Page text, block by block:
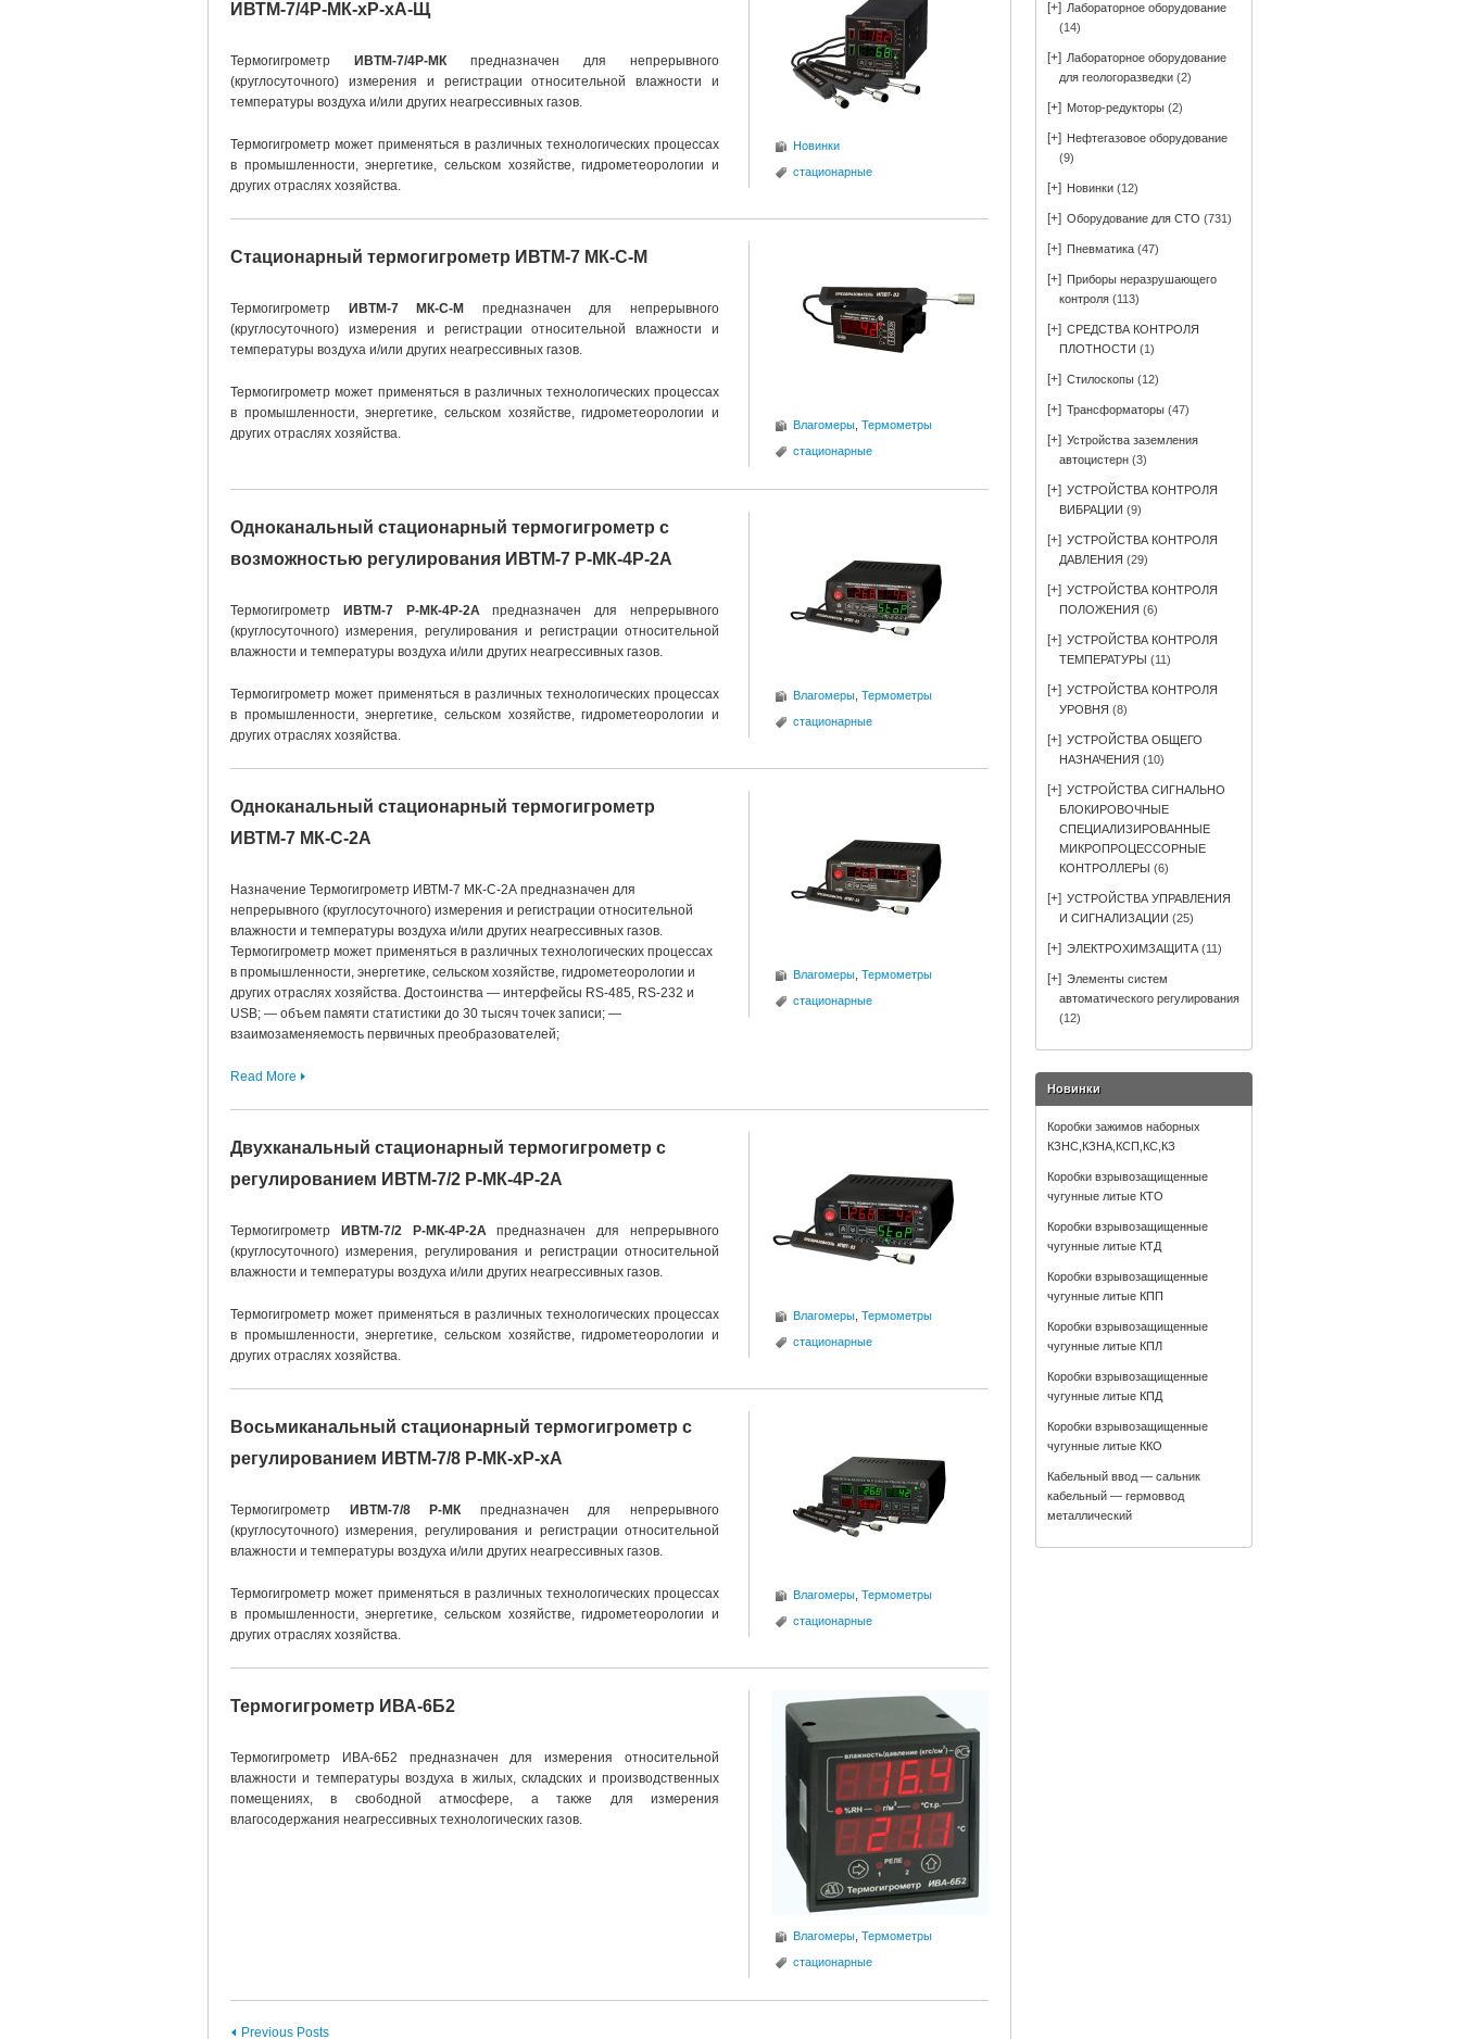
ИВТМ-7/4Р-МК-хР-хА-Щ
Термогигрометр ИВТМ-7/4Р-МК предназначен для непрерывного
(круглосуточного) измерения и регистрации относительной влажности и
температуры воздуха и/или других неагрессивных газов.
Термогигрометр может применяться в различных технологических процессах
в промышленности, энергетике, сельском хозяйстве, гидрометеорологии и
других отраслях хозяйства.
Новинки
стационарные
Стационарный термогигрометр ИВТМ-7 МК-С-М
Термогигрометр ИВТМ-7 МК-С-М
предназначен для непрерывного
(круглосуточного) измерения и регистрации относительной влажности и
температуры воздуха и/или других неагрессивных газов.
Термогигрометр может применяться в различных технологических процессах
в промышленности, энергетике, сельском хозяйстве, гидрометеорологии и
других отраслях хозяйства.
Влагомеры Термометры
стационарные
Одноканальный стационарный термогигрометр с
возможностью регулирования ИВТМ-7 Р-МК-4Р-2А
Термогигрометр ИВТМ-7 Р-МК-4Р-2Апредназначен для непрерывного
(круглосуточного) измерения, регулирования и регистрации относительной
влажности и температуры воздуха и/или других неагрессивных газов.
Термогигрометр может применяться в различных технологических процессах
в промышленности, энергетике, сельском хозяйстве, гидрометеорологии и
других отраслях хозяйства.
Влагомеры Термометры
стационарные
Одноканальный стационарный термогигрометр
ИВТМ-7 МК-С-2А
Назначение Термогигрометр ИВТМ-7 МК-С-2А предназначен для
непрерывного (круглосуточного) измерения и регистрации относительной
влажности и температуры воздуха и/или других неагрессивных газов.
Термогигрометр может применяться в различных технологических процессах
в промышленности, энергетике, сельском хозяйстве, гидрометеорологии и
других отраслях хозяйства. Достоинства — интерфейсы RS-485, RS-232 и
USB; — объем памяти статистики до 30 тысяч точек записи; —
взаимозаменяемость первичных преобразователей;
Read More
Влагомеры Термометры
стационарные
Двухканальный стационарный термогигрометр с
регулированием ИВТМ-7/2 Р-МК-4Р-2А
Термогигрометр ИВТМ-7/2 Р-МК-4Р-2Апредназначен для непрерывного
(круглосуточного) измерения, регулирования и регистрации относительной
влажности и температуры воздуха и/или других неагрессивных газов.
Термогигрометр может применяться в различных технологических процессах
в промышленности, энергетике, сельском хозяйстве, гидрометеорологии и
других отраслях хозяйства.
Влагомеры Термометры
стационарные
Восьмиканальный стационарный термогигрометр с
регулированием ИВТМ-7/8 Р-МК-хР-хА
Термогигрометр ИВТМ-7/8 Р-МК предназначен для непрерывного
(круглосуточного) измерения, регулирования и регистрации относительной
влажности и температуры воздуха и/или других неагрессивных газов.
Термогигрометр может применяться в различных технологических процессах
в промышленности, энергетике, сельском хозяйстве, гидрометеорологии и
других отраслях хозяйства.
Влагомеры Термометры
стационарные
Термогигрометр ИВА-6Б2
Термогигрометр ИВА-6Б2 предназначен для измерения относительной
влажности и температуры воздуха в жилых, складских и производственных
помещениях, в свободной атмосфере, а также для измерения
влагосодержания неагрессивных технологических газов.
Влагомеры Термометры
стационарные
Previous Posts
[+] Лабораторное оборудование
(14)
[+] Лабораторное оборудование
для геологоразведки (2)
[+] Мотор-редукторы (2)
[+] Нефтегазовое оборудование
(9)
[+] Новинки (12)
[+] Оборудование для СТО (731)
[+] Пневматика (47)
[+] Приборы неразрушающего
контроля (113)
[+] СРЕДСТВА КОНТРОЛЯ
ПЛОТНОСТИ (1)
[+] Стилоскопы (12)
[+] Трансформаторы (47)
[+] Устройства заземления
автоцистерн (3)
[+] УСТРОЙСТВА КОНТРОЛЯ
ВИБРАЦИИ (9)
[+] УСТРОЙСТВА КОНТРОЛЯ
ДАВЛЕНИЯ (29)
[+] УСТРОЙСТВА КОНТРОЛЯ
ПОЛОЖЕНИЯ (6)
[+] УСТРОЙСТВА КОНТРОЛЯ
ТЕМПЕРАТУРЫ (11)
[+] УСТРОЙСТВА КОНТРОЛЯ
УРОВНЯ (8)
[+] УСТРОЙСТВА ОБЩЕГО
НАЗНАЧЕНИЯ (10)
[+] УСТРОЙСТВА СИГНАЛЬНО
БЛОКИРОВОЧНЫЕ
СПЕЦИАЛИЗИРОВАННЫЕ
МИКРОПРОЦЕССОРНЫЕ
КОНТРОЛЛЕРЫ (6)
[+] УСТРОЙСТВА УПРАВЛЕНИЯ
И СИГНАЛИЗАЦИИ (25)
[+] ЭЛЕКТРОХИМЗАЩИТА (11)
[+] Элементы систем
автоматического регулирования
(12)
Новинки
Коробки зажимов наборных
КЗНС,КЗНА,КСП,КС,КЗ
Коробки взрывозащищенные
чугунные литые КТО
Коробки взрывозащищенные
чугунные литые КТД
Коробки взрывозащищенные
чугунные литые КПП
Коробки взрывозащищенные
чугунные литые КПЛ
Коробки взрывозащищенные
чугунные литые КПД
Коробки взрывозащищенные
чугунные литые ККО
Кабельный ввод — сальник
кабельный — гермоввод
металлический